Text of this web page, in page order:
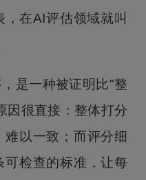
在AI评估领域就叫
是一种被证明比"整
因很直接：整体打分
以一致；而评分细
可检查的标准，让每